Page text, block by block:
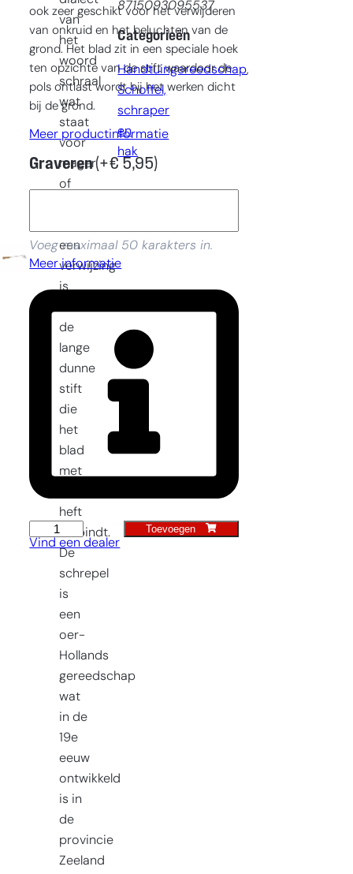
ook zeer geschikt voor het verwijderen
van onkruid en het beluchten van de
grond. Het blad zit in een speciale hoek
ten opzichte van de stift waardoor de
pols ontlast wordt bij het werken dicht
bij de grond.
Meer productinformatie
Graveren(+€ 5,95)
Voeg maximaal 50 karakters in.
Meer informatie
Schrepel
14
linkshandig
aantal
Toevoegen
Vind een dealer
van
het
woord
schraal
wat
staat
voor
mager
of
een
verwijzing
is
de
lange
dunne
stift
die
het
blad
met
heft
verbindt.
De
schrepel
is
een
oer-
Hollands
gereedschap
wat
in de
19e
eeuw
ontwikkeld
is in
de
provincie
Zeeland
8715093095537
Categorieën
Handtuingereedschap
Schoffel,
schraper
en
hak